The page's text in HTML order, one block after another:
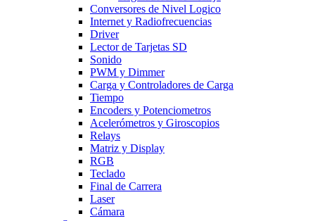
Conversores de Nivel Logico
Internet y Radiofrecuencias
Driver
Lector de Tarjetas SD
Sonido
PWM y Dimmer
Carga y Controladores de Carga
Tiempo
Encoders y Potenciometros
Acelerómetros y Giroscopios
Relays
Matriz y Display
RGB
Teclado
Final de Carrera
Laser
Cámara